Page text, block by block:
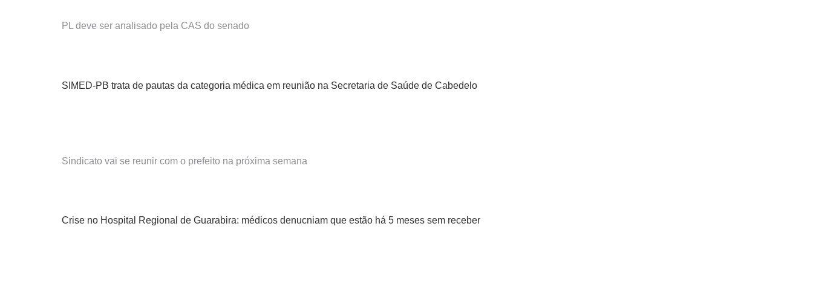
PL deve ser analisado pela CAS do senado
SIMED-PB trata de pautas da categoria médica em reunião na Secretaria de Saúde de Cabedelo
Sindicato vai se reunir com o prefeito na próxima semana
Crise no Hospital Regional de Guarabira: médicos denucniam que estão há 5 meses sem receber